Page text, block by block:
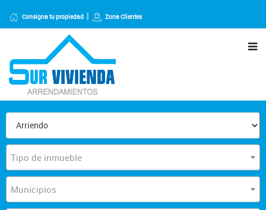
Consigna tu propiedad Zona Clientes
Tipo de inmueble
Municipios